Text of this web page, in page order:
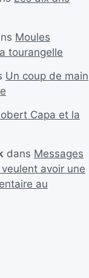
Moules
tourangelle
Un coup de main
Capa et la
dans Messages
avoir une
au